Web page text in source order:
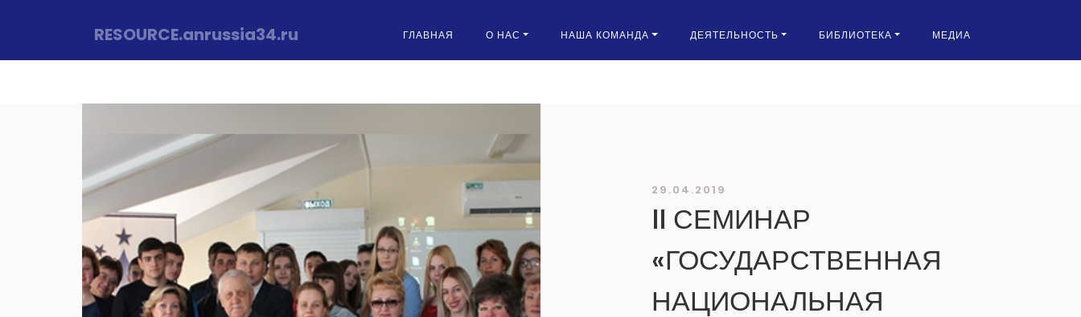
RESOURCE.anrussia34.ru ГЛАВНАЯ О НАС НАША КОМАНДА ДЕЯТЕЛЬНОСТЬ БИБЛИОТЕКА МЕДИА
29.04.2019
II СЕМИНАР
«ГОСУДАРСТВЕННАЯ
НАЦИОНАЛЬНАЯ